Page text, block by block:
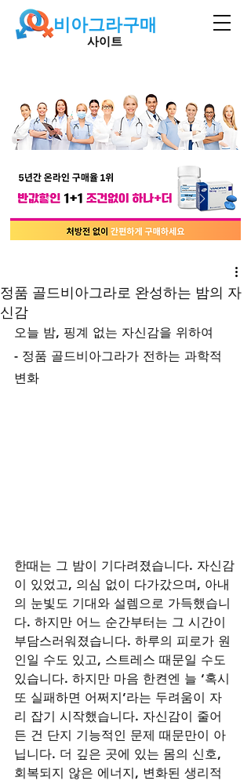
비아그라구매
사이트
정품 골드비아그라로 완성하는 밤의 자
신감
오늘 밤, 핑계 없는 자신감을 위하여
- 정품 골드비아그라가 전하는 과학적
변화
한때는 그 밤이 기다려졌습니다. 자신감
이 있었고, 의심 없이 다가갔으며, 아내
의 눈빛도 기대와 설렘으로 가득했습니
다. 하지만 어느 순간부터는 그 시간이
부담스러워졌습니다. 하루의 피로가 원
인일 수도 있고, 스트레스 때문일 수도
있습니다. 하지만 마음 한켠엔 늘 ‘혹시
또 실패하면 어쩌지’라는 두려움이 자
리 잡기 시작했습니다. 자신감이 줄어
든 건 단지 기능적인 문제 때문만이 아
닙니다. 더 깊은 곳에 있는 몸의 신호,
회복되지 않은 에너지, 변화된 생리적